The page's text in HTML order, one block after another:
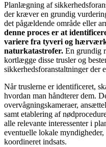
Planlægning af
der kræver en grundig
det pågældende område eller
denne proces er at
variere fra tyveri og
naturkatastrofer. En grundig
kortlægge disse trusler og
sikkerhedsforanstaltninger der
Når truslerne er identificeret,
hvordan man håndterer dem.
overvågningskameraer,
samt etablering af
alle relevante interessenter i
eventuelle lokale
koordineret indsats.